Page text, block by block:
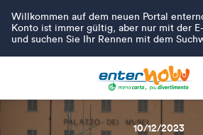
Willkommen auf dem neuen Portal
Konto ist immer gültig, aber nur mit der
und suchen Sie Ihr Rennen mit dem
10/12/2023